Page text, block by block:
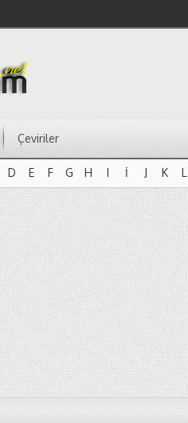
Çeviriler
D E F G H I İ J K L
D E F G H I İ J K L